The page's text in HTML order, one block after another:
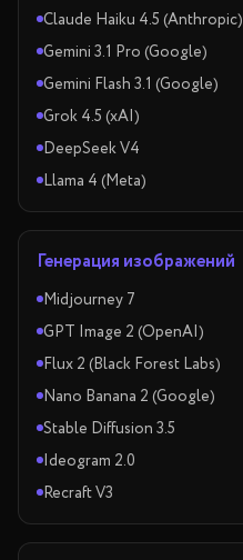
Claude Haiku 4.5 (Anthropic)
Gemini 3.1 Pro (Google)
Gemini Flash 3.1 (Google)
Grok 4.5 (xAI)
DeepSeek V4
Llama 4 (Meta)
Генерация изображений
Midjourney 7
GPT Image 2 (OpenAI)
Flux 2 (Black Forest Labs)
Nano Banana 2 (Google)
Stable Diffusion 3.5
Ideogram 2.0
Recraft V3